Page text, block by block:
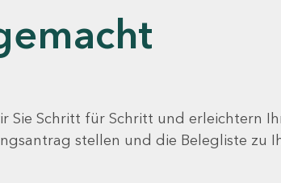
Schritt für Schritt und erleichtern
stellen und die Belegliste zu